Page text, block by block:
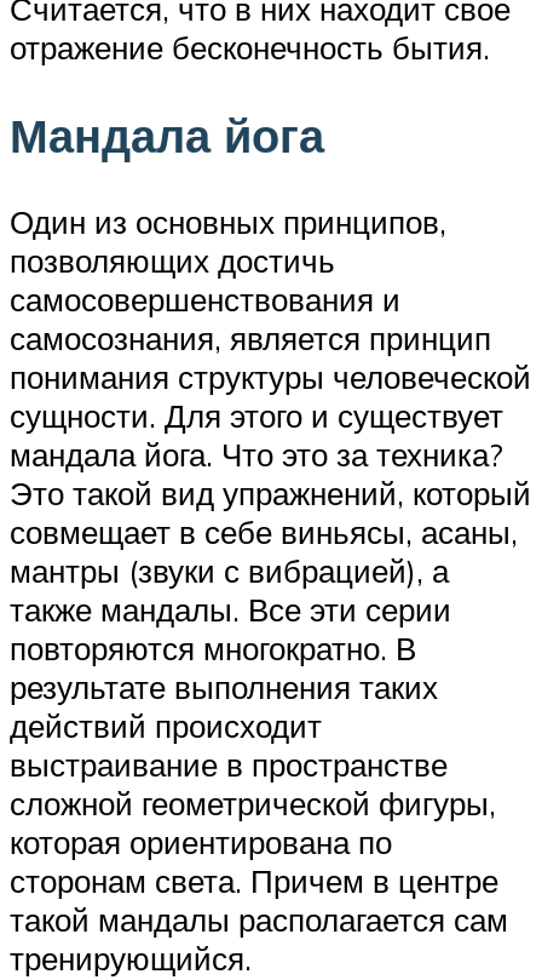
Считается, что в них находит свое
отражение бесконечность бытия.
Мандала йога
Один из основных принципов,
позволяющих достичь
самосовершенствования и
самосознания, является принцип
понимания структуры человеческой
сущности. Для этого и существует
мандала йога. Что это за техника?
Это такой вид упражнений, который
совмещает в себе виньясы, асаны,
мантры (звуки с вибрацией), а
также мандалы. Все эти серии
повторяются многократно. В
результате выполнения таких
действий происходит
выстраивание в пространстве
сложной геометрической фигуры,
которая ориентирована по
сторонам света. Причем в центре
такой мандалы располагается сам
тренирующийся.